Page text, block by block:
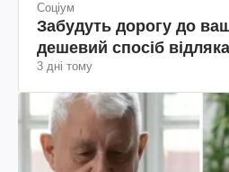
Соціум
Забудуть дорогу до
дешевий спосіб
3 дні тому